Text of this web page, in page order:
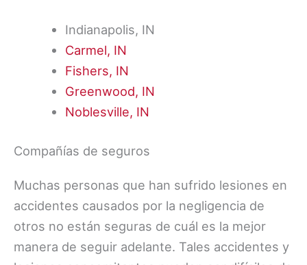
Indianapolis, IN
Carmel, IN
Fishers, IN
Greenwood, IN
Noblesville, IN
Compañías de seguros
Muchas personas que han sufrido lesiones en
accidentes causados por la negligencia de
otros no están seguras de cuál es la mejor
manera de seguir adelante. Tales accidentes y